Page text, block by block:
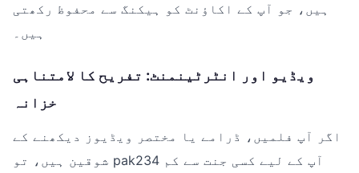
ہیں، جو آپ کے اکاؤنٹ کو ہیکنگ سے محفوظ رکھتی
ہیں۔
ویڈیو اور انٹرٹینمنٹ: تفریح کا لامتناہی
خزانہ
اگر آپ فلمیں، ڈرامے یا مختصر ویڈیوز دیکھنے کے
شوقین ہیں، تو pak234 آپ کے لیے کسی جنت سے کم